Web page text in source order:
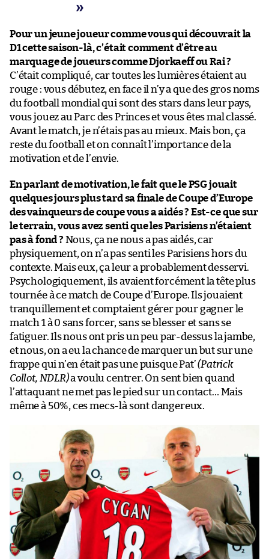
Pour un jeune joueur comme vous qui découvrait la
D1 cette saison-là, c’était comment d’être au
marquage de joueurs comme Djorkaeff ou Rai ?
C’était compliqué, car toutes les lumières étaient au
rouge : vous débutez, en face il n’y a que des gros noms
du football mondial qui sont des stars dans leur pays,
vous jouez au Parc des Princes et vous êtes mal classé.
Avant le match, je n’étais pas au mieux. Mais bon, ça
reste du football et on connaît l’importance de la
motivation et de l’envie.
En parlant de motivation, le fait que le PSG jouait
quelques jours plus tard sa finale de Coupe d’Europe
des vainqueurs de coupe vous a aidés ? Est-ce que sur
le terrain, vous avez senti que les Parisiens n’étaient
pas à fond ? Nous, ça ne nous a pas aidés, car
physiquement, on n’a pas senti les Parisiens hors du
contexte. Mais eux, ça leur a probablement desservi.
Psychologiquement, ils avaient forcément la tête plus
tournée à ce match de Coupe d’Europe. Ils jouaient
tranquillement et comptaient gérer pour gagner le
match 1 à 0 sans forcer, sans se blesser et sans se
fatiguer. Ils nous ont pris un peu par-dessus la jambe,
et nous, on a eu la chance de marquer un but sur une
frappe qui n’en était pas une puisque Pat’(Patrick
Collot, NDLR)a voulu centrer. On sent bien quand
l’attaquant ne met pas le pied sur un contact… Mais
même à 50%, ces mecs-là sont dangereux.